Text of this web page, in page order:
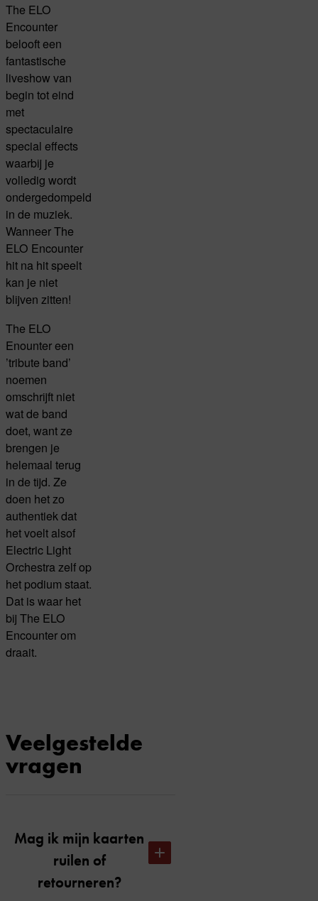
The ELO
Encounter
belooft een
fantastische
liveshow van
begin tot eind
met
spectaculaire
special effects
waarbij je
volledig wordt
ondergedompeld
in de muziek.
Wanneer The
ELO Encounter
hit na hit speelt
kan je niet
blijven zitten!
The ELO
Enounter een
’tribute band’
noemen
omschrijft niet
wat de band
doet, want ze
brengen je
helemaal terug
in de tijd. Ze
doen het zo
authentiek dat
het voelt alsof
Electric Light
Orchestra zelf op
het podium staat.
Dat is waar het
bij The ELO
Encounter om
draait.
Veelgestelde
vragen
Mag ik mijn kaarten
ruilen of
retourneren?